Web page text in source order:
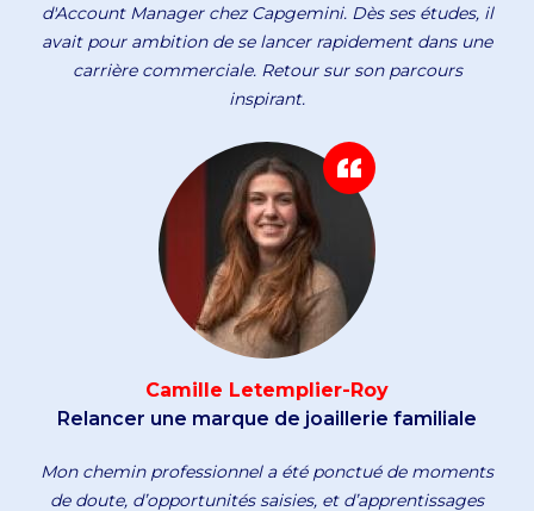
d'Account Manager chez Capgemini. Dès ses études, il
avait pour ambition de se lancer rapidement dans une
carrière commerciale. Retour sur son parcours
inspirant.
Camille Letemplier-Roy
Relancer une marque de joaillerie familiale
Mon chemin professionnel a été ponctué de moments
de doute, d’opportunités saisies, et d’apprentissages